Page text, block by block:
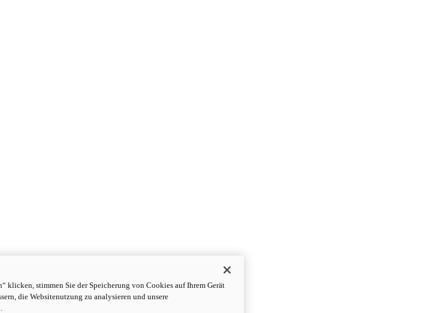
klicken, stimmen Sie der Speicherung von Cookies auf Ihrem Gerät
die Websitenutzung zu analysieren und unsere